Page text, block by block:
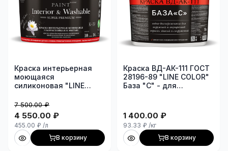
Краска интерьерная
моющаяся
силиконовая "LINE
Washable К-17 Super
Premium"
ультрастойкая,
белоснежная,
шелковисто-матовая
(ведро 10л/14кг база А)
7 500.00 ₽
4 550.00 ₽
455.00 ₽ /л
В корзину
Краска ВД-АК-111 ГОСТ
28196-89 "LINE COLOR"
База "C" - для
(ведро 15кг)
1 400.00 ₽
93.33 ₽ /кг
В корзину